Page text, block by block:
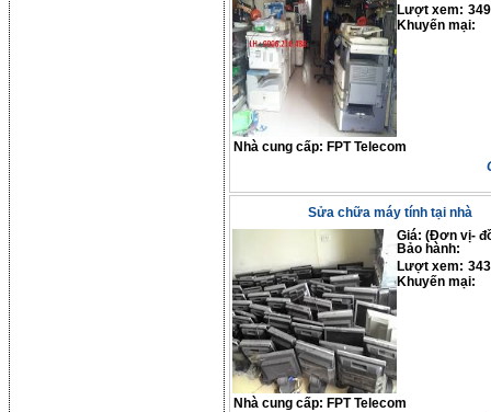
Lượt xem:
Khuyến mại:
Nhà cung cấp: FPT Telecom
Sửa chữa máy tính tại nhà
Giá: (Đơn vị-
Bảo hành:
Lượt xem:
Khuyến mại:
Nhà cung cấp: FPT Telecom